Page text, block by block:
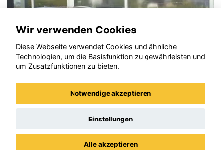
Opel Astra
Wir verwenden Cookies
Diese Webseite verwendet Cookies und ähnliche
Technologien, um die Basisfunktion zu gewährleisten und
um Zusatzfunktionen zu bieten.
Notwendige akzeptieren
Einstellungen
Alle akzeptieren